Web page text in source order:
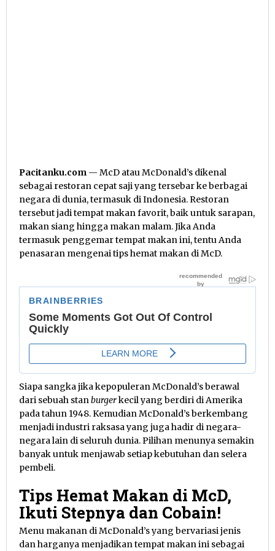
Pacitanku.com — McD atau McDonald’s dikenal
sebagai restoran cepat saji yang tersebar ke berbagai
negara di dunia, termasuk di Indonesia. Restoran
tersebut jadi tempat makan favorit, baik untuk sarapan,
makan siang hingga makan malam. Jika Anda
termasuk penggemar tempat makan ini, tentu Anda
penasaran mengenai tips hemat makan di McD.
Siapa sangka jika kepopuleran McDonald’s berawal
dari sebuah stanburgerkecil yang berdiri di Amerika
pada tahun 1948. Kemudian McDonald’s berkembang
menjadi industri raksasa yang juga hadir di negara-
negara lain di seluruh dunia. Pilihan menunya semakin
banyak untuk menjawab setiap kebutuhan dan selera
pembeli.
Tips Hemat Makan di McD,
Ikuti Stepnya dan Cobain!
Menu makanan di McDonald’s yang bervariasi jenis
dan harganya menjadikan tempat makan ini sebagai